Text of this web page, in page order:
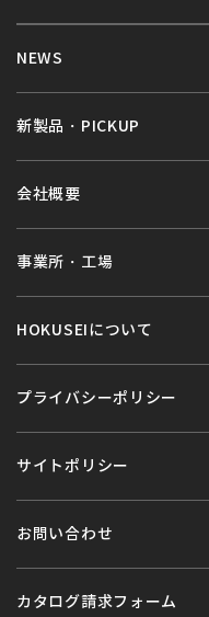
NEWS
新製品・PICKUP
会社概要
事業所・工場
HOKUSEIについて
プライバシーポリシー
サイトポリシー
お問い合わせ
カタログ請求フォーム